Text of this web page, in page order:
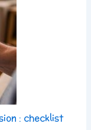
: checklist